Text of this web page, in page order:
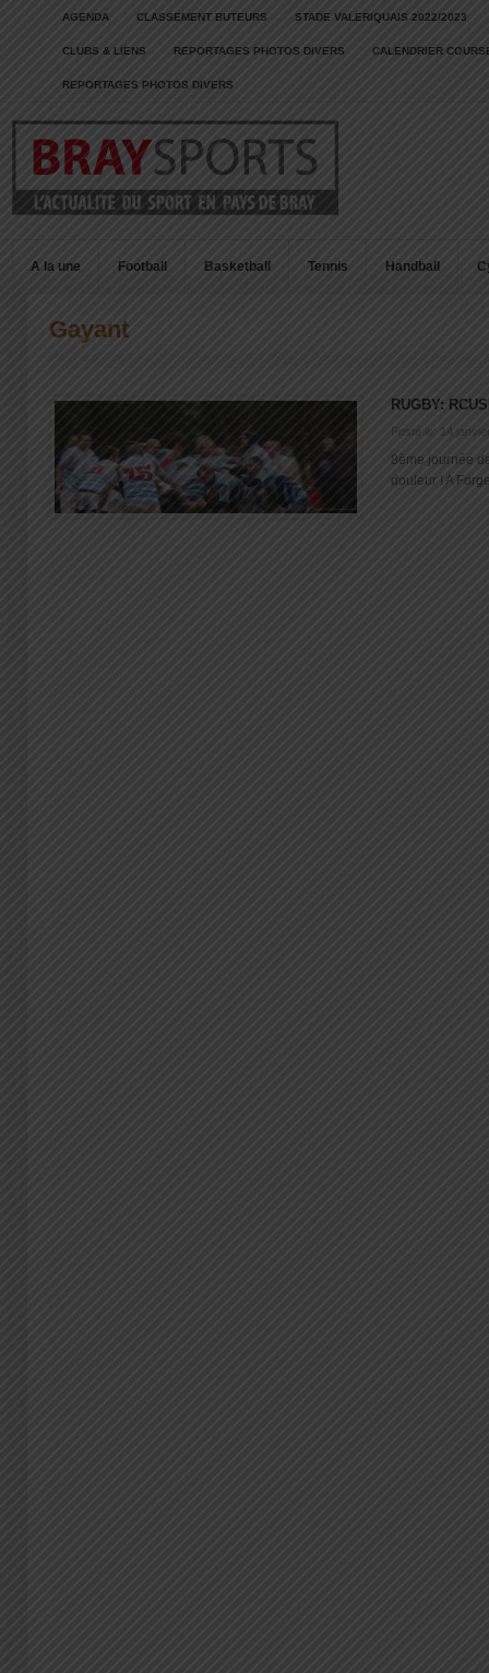
AGENDA CLASSEMENT BUTEURS STADE VALERIQUAIS 2022/2023
CLUBS & LIENS REPORTAGES PHOTOS DIVERS CALENDRIER
REPORTAGES PHOTOS DIVERS
A la une Football Basketball Tennis Handball
Gayant
RUGBY:
Posté le: 14
8ème journée
douleur ! A